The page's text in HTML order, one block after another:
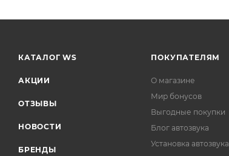
КАТАЛОГ WS
АКЦИИ
ОТЗЫВЫ
НОВОСТИ
БРЕНДЫ
ПОКУПАТЕЛЯМ
О магазине
Мир бонусов
Выгодные покупки
Блог автозвука
Установка автозвука